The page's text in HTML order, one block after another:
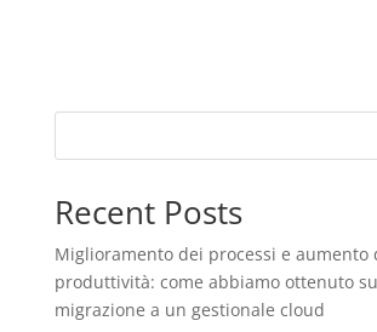
Recent Posts
Miglioramento dei processi e aumento
produttività: come abbiamo ottenuto
migrazione a un gestionale cloud